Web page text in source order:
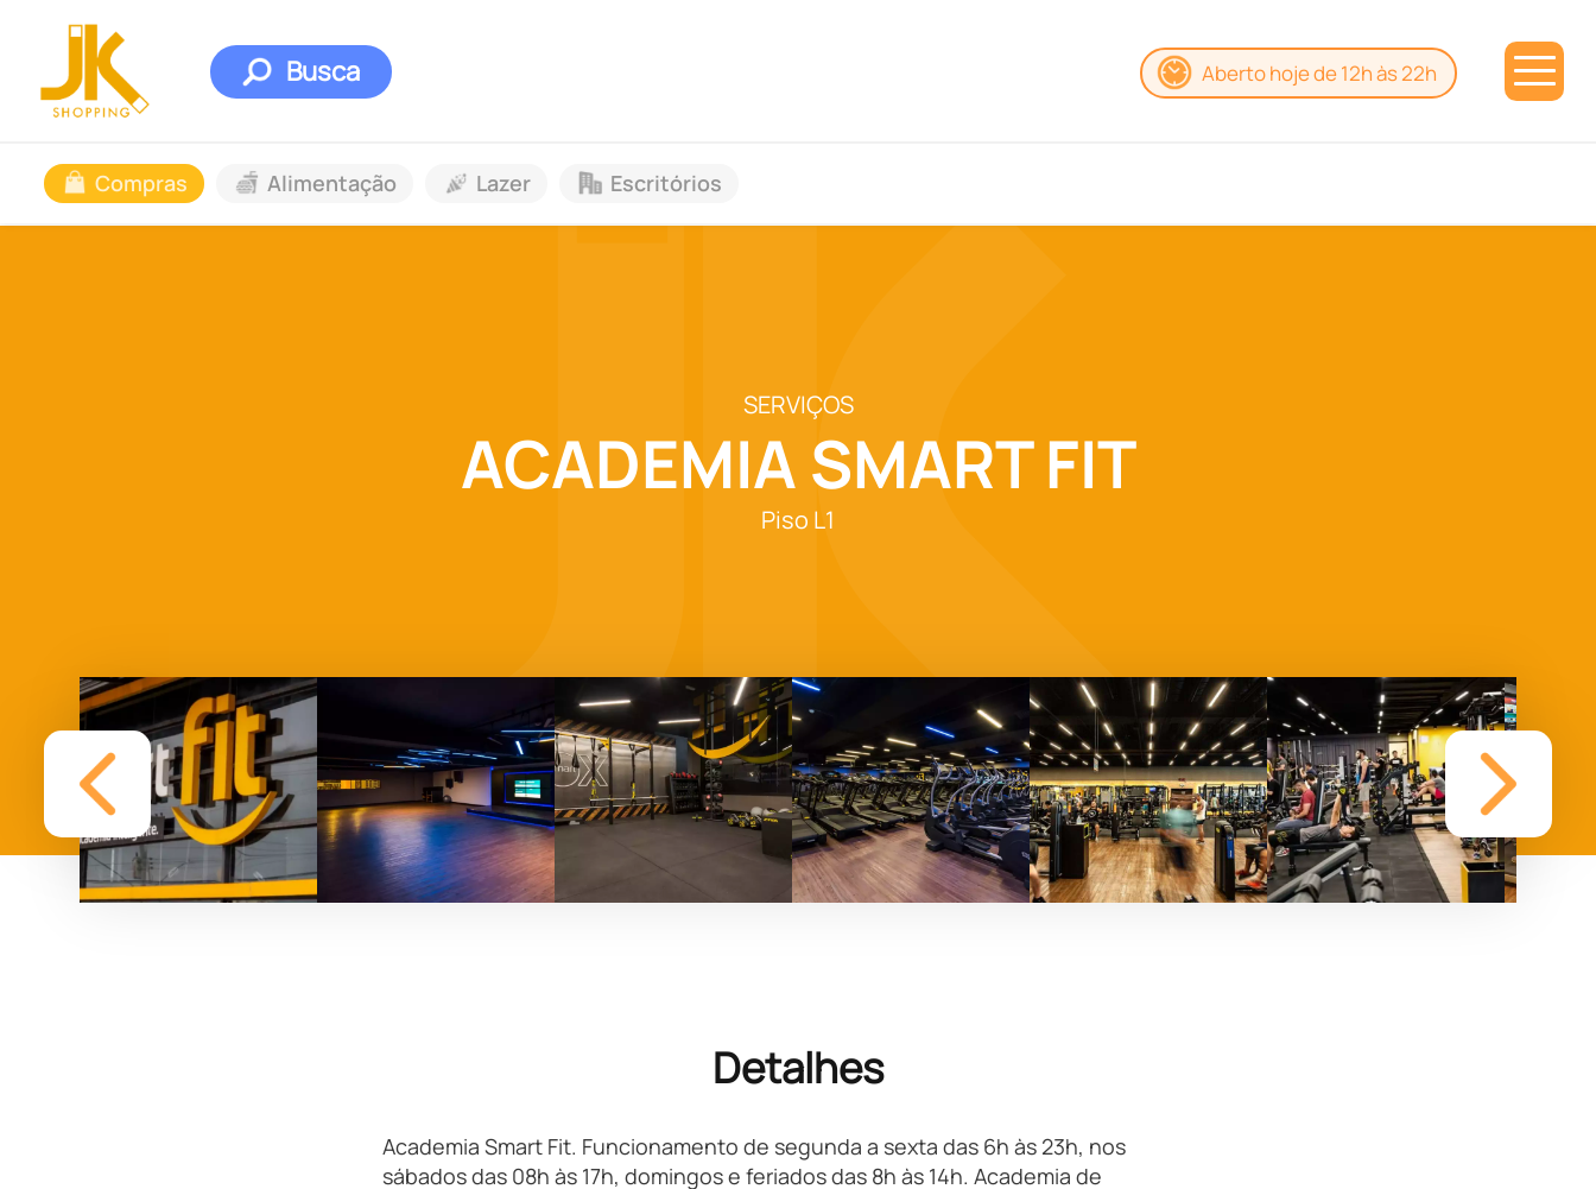
Busca Aberto hoje de 12h às 22h
Compras Alimentação Lazer Escritórios
SERVIÇOS
ACADEMIA SMART FIT
Piso L1
Detalhes
Academia Smart Fit. Funcionamento de segunda a sexta das 6h às 23h, nos
sábados das 08h às 17h, domingos e feriados das 8h às 14h. Academia de